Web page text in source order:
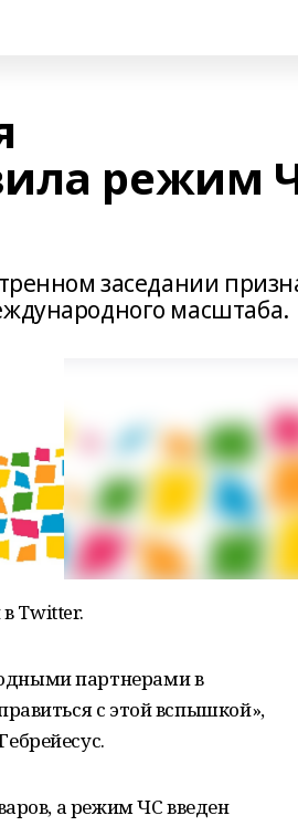
режим
заседании
масштаба.
Twitter.
партнерами в
с этой вспышкой»,
а режим ЧС введен